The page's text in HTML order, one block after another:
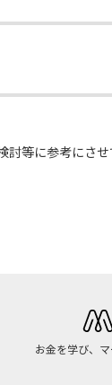
等に参考にさせ
お金を学び、